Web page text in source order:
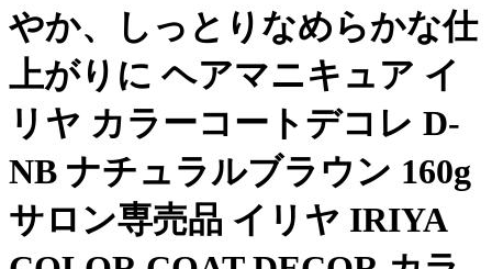
やか、しっとりなめらかな仕
上がりに ヘアマニキュア イ
リヤ カラーコートデコレ D-
NB ナチュラルブラウン 160g
サロン専売品 イリヤ IRIYA